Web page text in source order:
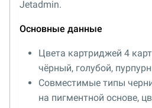
Jetadmin.
Основные данные
Цвета картриджей 4
чёрный, голубой,
Совместимые типы
на пигментной основе,